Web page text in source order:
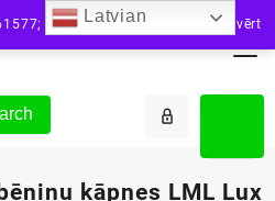
vai raksti: info@siltini.lvAizvērt
kāpnes LML Lux
Latvian